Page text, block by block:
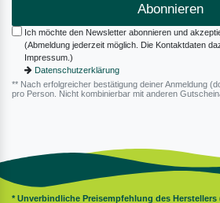
Abonnieren
Ich möchte den Newsletter abonnieren und
(Abmeldung jederzeit möglich. Die Kontaktdaten
Impressum.)
Datenschutzerklärung
** Nach erfolgreicher bestätigung deiner Anmeldung
pro Person. Nicht kombinierbar mit anderen
* Unverbindliche Preisempfehlung des Herstellers